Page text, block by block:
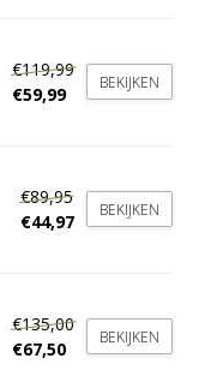
€119,99
€59,99
BEKIJKEN
€89,95
€44,97
BEKIJKEN
€135,00
€67,50
BEKIJKEN